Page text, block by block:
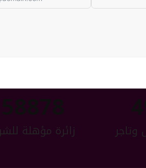
لا تفوت فرصتك الان وانضم لصناع
زائرة مؤهلة